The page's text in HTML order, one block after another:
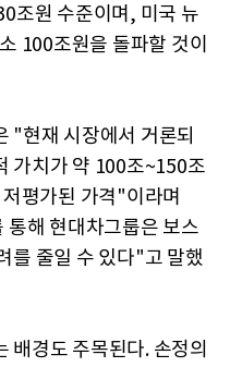
조원 수준이며, 미국 뉴
100조원을 돌파할 것이
"현재 시장에서 거론되
가치가 약 100조~150조
평가된 가격"이라며
해 현대차그룹은 보스
를 줄일 수 있다"고 말했
배경도 주목된다. 손정의